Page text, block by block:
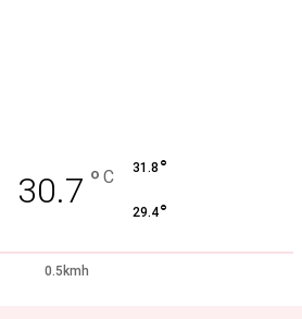
30.7 ° C 31.8 °
29.4°
0.5kmh